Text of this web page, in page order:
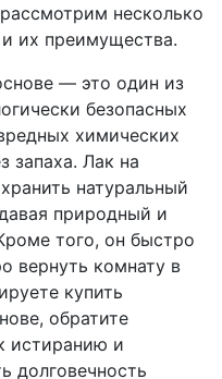
несколько
и их преимущества.
— это один из
безопасных
химических
запаха. Лак на
натуральный
природный и
того, он быстро
вернуть комнату в
купить
обратите
истиранию и
долговечность